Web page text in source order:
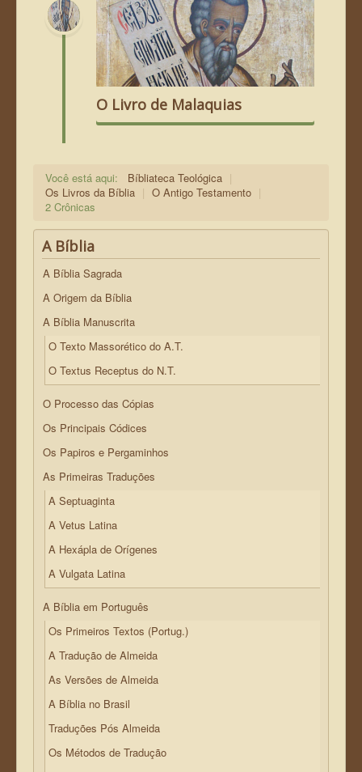
O Livro de Malaquias
Você está aqui: Bíbliateca Teológica |
Os Livros da Bíblia | O Antigo Testamento |
2 Crônicas
A Bíblia
A Bíblia Sagrada
A Origem da Bíblia
A Bíblia Manuscrita
O Texto Massorético do A.T.
O Textus Receptus do N.T.
O Processo das Cópias
Os Principais Códices
Os Papiros e Pergaminhos
As Primeiras Traduções
A Septuaginta
A Vetus Latina
A Hexápla de Orígenes
A Vulgata Latina
A Bíblia em Português
Os Primeiros Textos (Portug.)
A Tradução de Almeida
As Versões de Almeida
A Bíblia no Brasil
Traduções Pós Almeida
Os Métodos de Tradução